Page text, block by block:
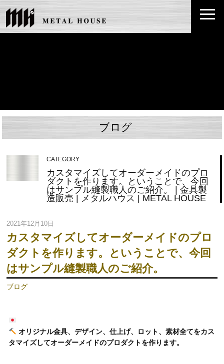
ブログ
CATEGORY
カスタマイズしてオーダーメイドのプロ
ダクトを作ります。ということで、今回
はサンプル縫製職人のご紹介。 | 金具製
造販売 | メタルハウス | METAL HOUSE
2021年12月10日
カスタマイズしてオーダーメイドのプロ
ダクトを作ります。ということで、今回
はサンプル縫製職人のご紹介。
ブログ
オリジナル金具、デザイン、仕上げ、ロット、素材全てをカス
タマイズしてオーダーメイドのプロダクトを作ります。